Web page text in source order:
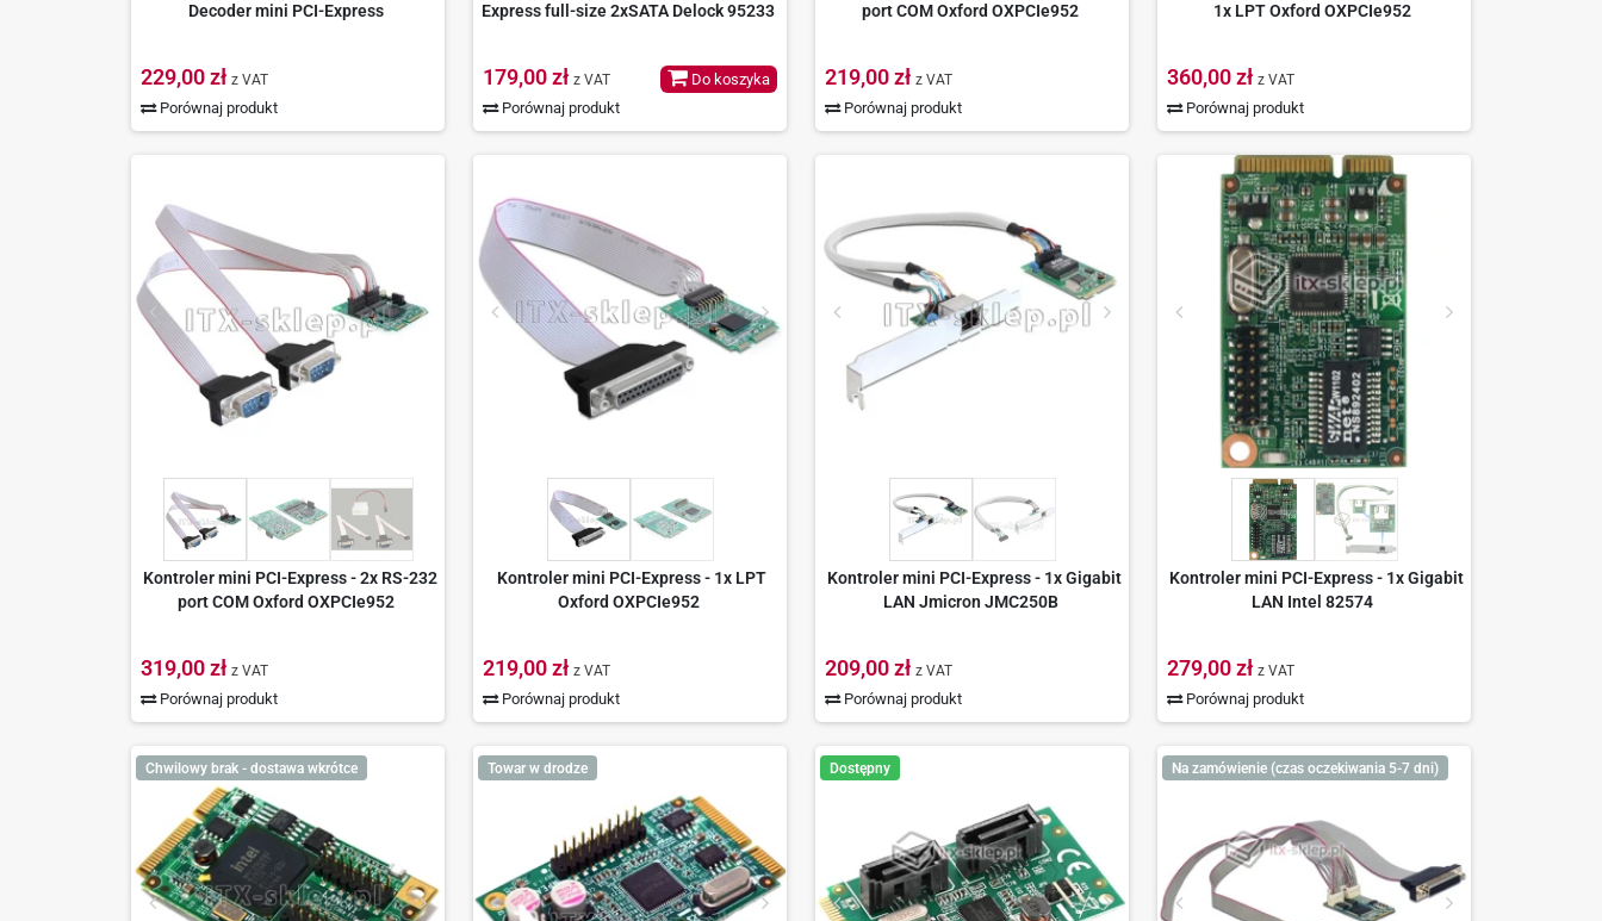
Decoder mini PCI-Express
229,00 zł z VAT
Porównaj produkt
Express full-size 2xSATA Delock 95233
179,00 zł z VAT
Porównaj produkt
Do koszyka
port COM Oxford OXPCIe952
219,00 zł z VAT
Porównaj produkt
1x LPT Oxford OXPCIe952
360,00 zł z VAT
Porównaj produkt
Kontroler mini PCI-Express - 2x RS-232
port COM Oxford OXPCIe952
319,00 zł z VAT
Porównaj produkt
Kontroler mini PCI-Express - 1x LPT
Oxford OXPCIe952
219,00 zł z VAT
Porównaj produkt
Kontroler mini PCI-Express - 1x Gigabit
LAN Jmicron JMC250B
209,00 zł z VAT
Porównaj produkt
Kontroler mini PCI-Express - 1x Gigabit
LAN Intel 82574
279,00 zł z VAT
Porównaj produkt
Chwilowy brak - dostawa wkrótce Towar w drodze Dostępny Na zamówienie (czas oczekiwania 5-7 dni)